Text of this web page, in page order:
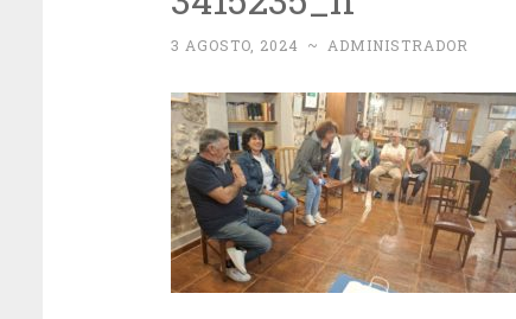
3 AGOSTO, 2024 ~ ADMINISTRADOR